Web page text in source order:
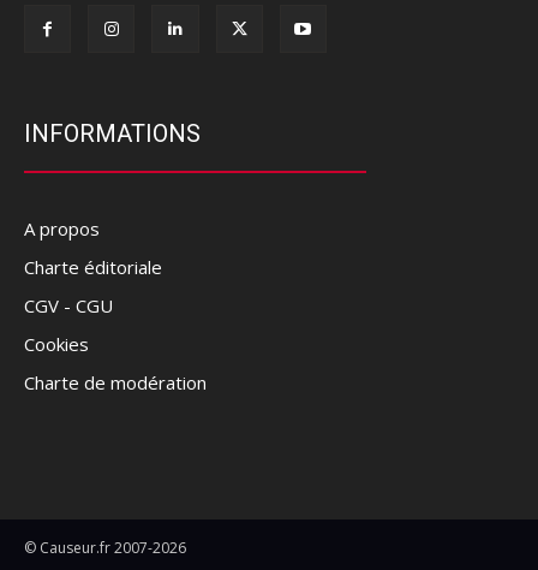
INFORMATIONS
A propos
Charte éditoriale
CGV - CGU
Cookies
Charte de modération
© Causeur.fr 2007-2026